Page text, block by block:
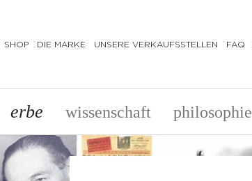
SHOP
GESICHTSPFLEGE
PREPARE
Milch,
Tonisierungswasser
Reinigungsgel
KÖRPERPFLEGE
PREPARE
Scrub
CORRECT
& TREAT
DIE MARKE UNSERE VERKAUFSSTELLEN FAQ
erbe wissenschaft philosophie